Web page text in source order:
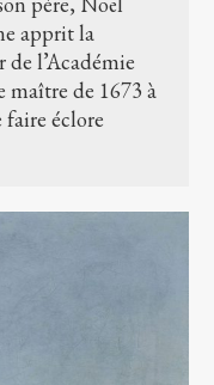
apprit la
l’Académie
maître de 1673 à
faire éclore